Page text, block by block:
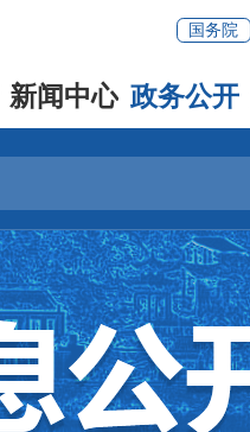
国务院
新闻中心 政务公开